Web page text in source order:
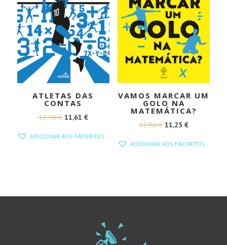
ATLETAS DAS
CONTAS
12,90€ O
11,61 €O
ADICIONAR AOS FAVORITOS
VAMOS MARCAR UM
GOLO NA
MATEMÁTICA?
12,50€ O
11,25 €O
ADICIONAR AOS FAVORITOS